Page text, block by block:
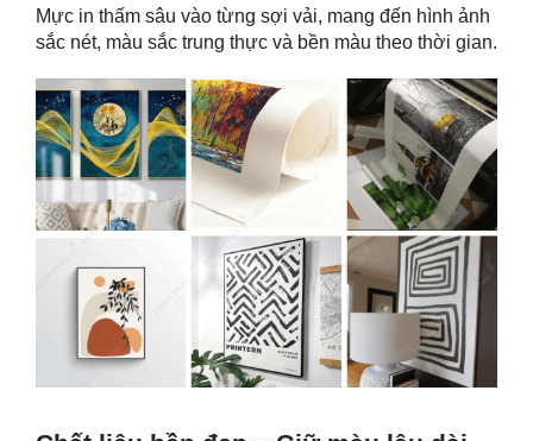
Mực in thấm sâu vào từng sợi vải, mang đến hình ảnh
sắc nét, màu sắc trung thực và bền màu theo thời gian.